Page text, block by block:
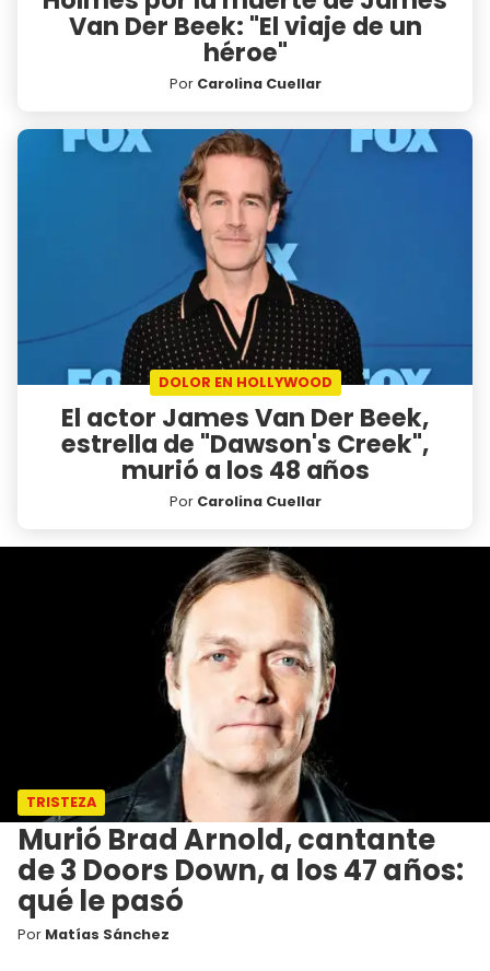
Van Der Beek: "El viaje de un
héroe"
Por Carolina Cuellar
DOLOR EN HOLLYWOOD
El actor James Van Der Beek,
estrella de "Dawson's Creek",
murió a los 48 años
Por Carolina Cuellar
TRISTEZA
Murió Brad Arnold, cantante
de 3 Doors Down, a los 47 años:
qué le pasó
Por Matías Sánchez